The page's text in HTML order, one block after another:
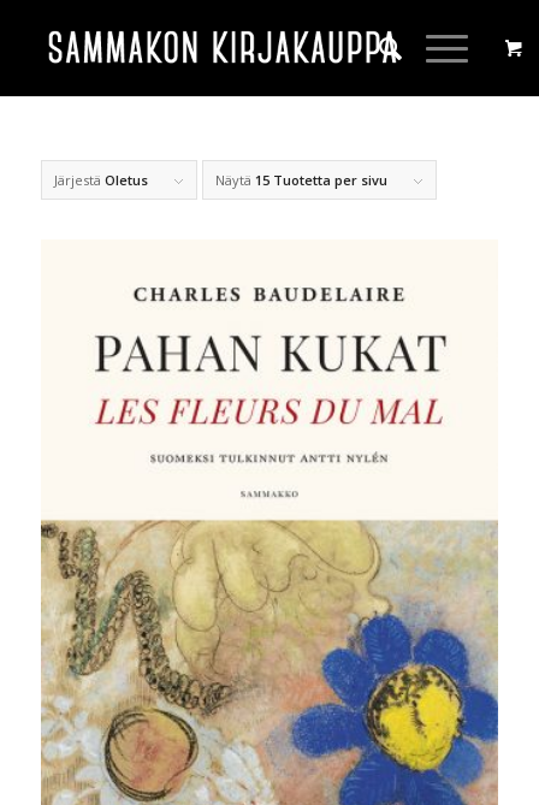
Järjestä Oletus Näytä 15 Tuotetta per sivu